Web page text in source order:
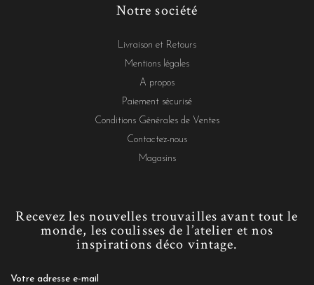
Notre société
Livraison et Retours
Mentions légales
A propos
Paiement sécurisé
Conditions Générales de Ventes
Contactez-nous
Magasins
Recevez les nouvelles trouvailles avant tout le
monde, les coulisses de l’atelier et nos
inspirations déco vintage.
Votre adresse e-mail